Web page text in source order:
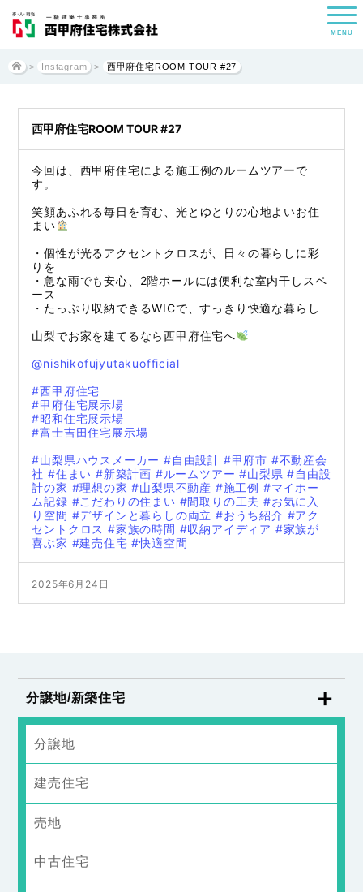
MENU
> Instagram > 西甲府住宅ROOM TOUR #27
西甲府住宅ROOM TOUR #27
今回は、西甲府住宅による施工例のルームツアーで
す。
笑顔あふれる毎日を育む、光とゆとりの心地よいお住
まい
・個性が光るアクセントクロスが、日々の暮らしに彩
りを
・急な雨でも安心、2階ホールには便利な室内干しスペ
ース
・たっぷり収納できるWICで、すっきり快適な暮らし
山梨でお家を建てるなら西甲府住宅へ
@nishikofujyutakuofficial
#西甲府住宅
#甲府住宅展示場
#昭和住宅展示場
#富士吉田住宅展示場
#山梨県ハウスメーカー #自由設計 #甲府市 #不動産会
社 #住まい #新築計画 #ルームツアー #山梨県 #自由設
計の家 #理想の家 #山梨県不動産 #施工例 #マイホー
ム記録 #こだわりの住まい #間取りの工夫 #お気に入
り空間 #デザインと暮らしの両立 #おうち紹介 #アク
セントクロス #家族の時間 #収納アイディア #家族が
喜ぶ家 #建売住宅 #快適空間
2025年6月24日
分譲地/新築住宅
分譲地
建売住宅
売地
中古住宅